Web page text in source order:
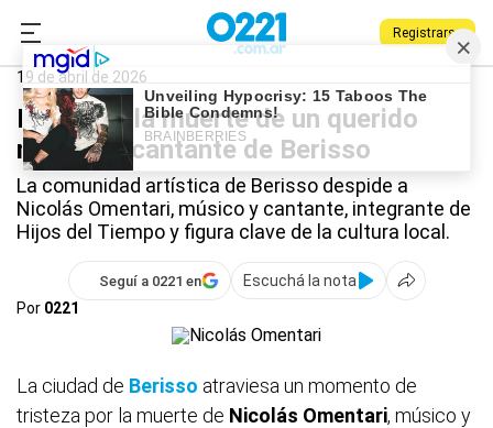
Registrarse
0221.com.ar
Berisso
19 de abril de 2026
Dolor por la muerte de un querido
músico y cantante de Berisso
La comunidad artística de Berisso despide a
Nicolás Omentari, músico y cantante, integrante de
Hijos del Tiempo y figura clave de la cultura local.
Seguí a 0221 en
Escuchá la nota
Por 0221
La ciudad de Berisso atraviesa un momento de
tristeza por la muerte de Nicolás Omentari, músico y